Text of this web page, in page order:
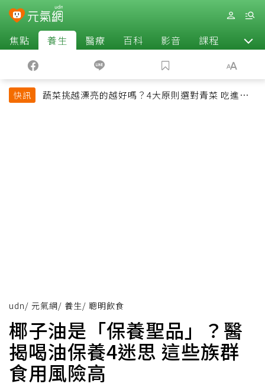
焦點 養生 醫療 百科 影音 課程 退休
快訊
蔬菜挑越漂亮的越好嗎？4大原則選對青菜 吃進纖
udn/ 元氣網/ 養生/ 聰明飲食
椰子油是「保養聖品」？醫
揭喝油保養4迷思 這些族群
食用風險高